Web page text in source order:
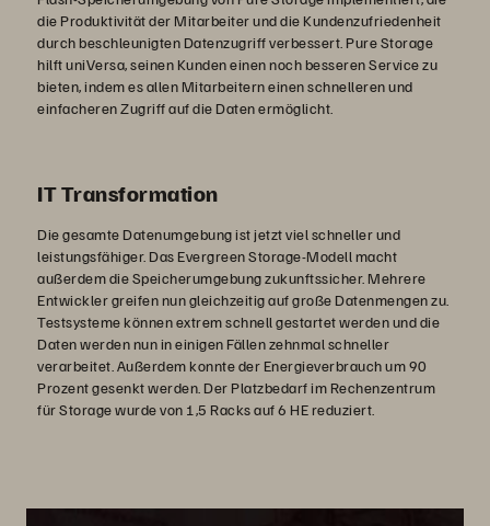
die Produktivität der Mitarbeiter und die Kundenzufriedenheit
durch beschleunigten Datenzugriff verbessert. Pure Storage
hilft uniVersa, seinen Kunden einen noch besseren Service zu
bieten, indem es allen Mitarbeitern einen schnelleren und
einfacheren Zugriff auf die Daten ermöglicht.
IT Transformation
Die gesamte Datenumgebung ist jetzt viel schneller und
leistungsfähiger. Das Evergreen Storage-Modell macht
außerdem die Speicherumgebung zukunftssicher. Mehrere
Entwickler greifen nun gleichzeitig auf große Datenmengen zu.
Testsysteme können extrem schnell gestartet werden und die
Daten werden nun in einigen Fällen zehnmal schneller
verarbeitet. Außerdem konnte der Energieverbrauch um 90
Prozent gesenkt werden. Der Platzbedarf im Rechenzentrum
für Storage wurde von 1,5 Racks auf 6 HE reduziert.